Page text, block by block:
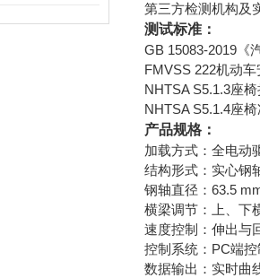
第三方检测机构及
测试标准：
GB 15083-2019《
FMVSS 222机动
NHTSA S5.1.3座
NHTSA S5.1.4座
产品规格：
加载方式：全电动
结构形式：实心钢
钢轴直径：63.5
横梁调节：上、下
速度控制：伸出与
控制系统：PC端
数据输出：实时曲